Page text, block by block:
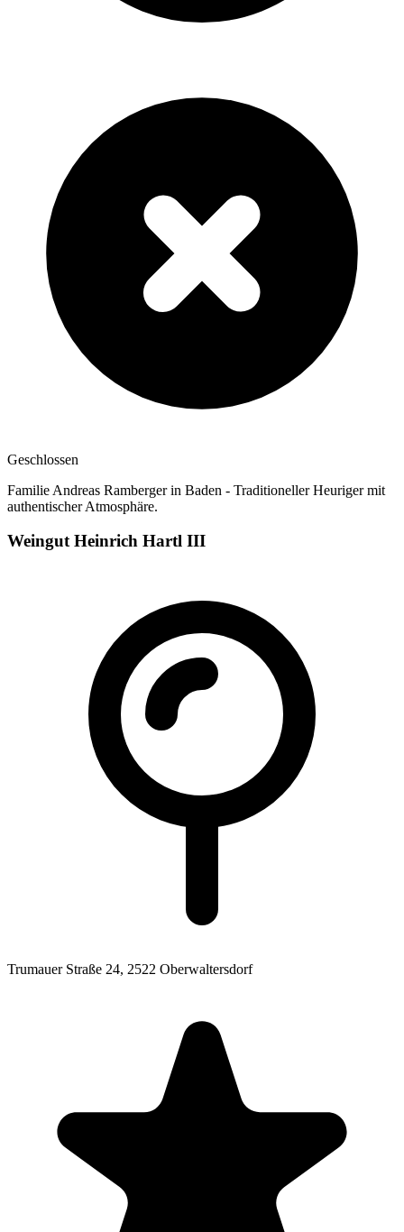
Geschlossen
Familie Andreas Ramberger in Baden - Traditioneller Heuriger mit
authentischer Atmosphäre.
Weingut Heinrich Hartl III
Trumauer Straße 24, 2522 Oberwaltersdorf